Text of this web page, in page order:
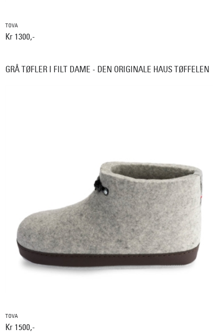
TOVA
Kr 1300,-
GRÅ TØFLER I FILT DAME - DEN ORIGINALE HAUS TØFFELEN
TOVA
Kr 1500,-